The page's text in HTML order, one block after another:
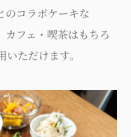
のコラボケーキな
カフェ・喫茶はもちろ
ただけます。